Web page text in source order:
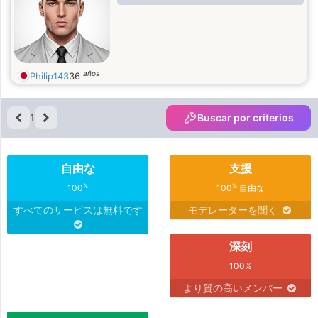
Philip14336 años
1 Buscar por criterios
自由な
100%
すべてのサービスは無料です
支援
100%自由な
モデレーターを聞く
深刻
100%
より質の高いメンバー